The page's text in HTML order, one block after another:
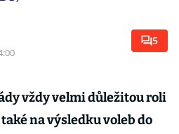
5
vždy velmi důležitou roli
na výsledku voleb do